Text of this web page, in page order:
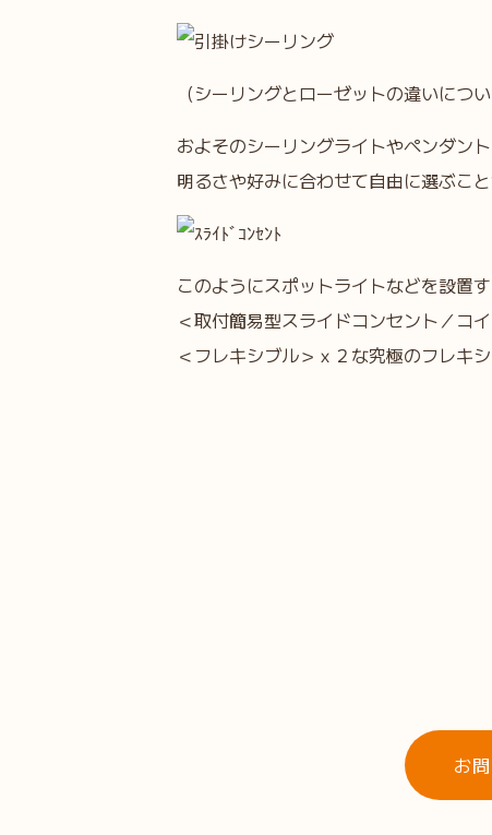
（シーリングとローゼットの違いにつ
およそのシーリングライトやペンダン
明るさや好みに合わせて自由に選ぶこと
このようにスポットライトなどを設置
＜取付簡易型スライドコンセント／コ
＜フレキシブル＞ｘ２な究極のフレキシ
お